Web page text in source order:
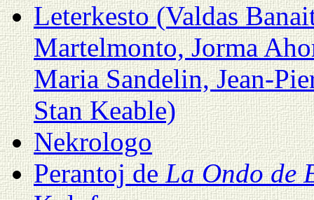
Leterkesto (Valdas
Martelmonto, Jorma
Maria Sandelin, Jean-
Stan Keable)
Nekrologo
Perantoj deLa Ondo de